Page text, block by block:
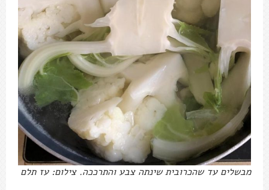
מבשלים עד שהכרובית שינתה צבע והתרככה. צילום: עז תלם